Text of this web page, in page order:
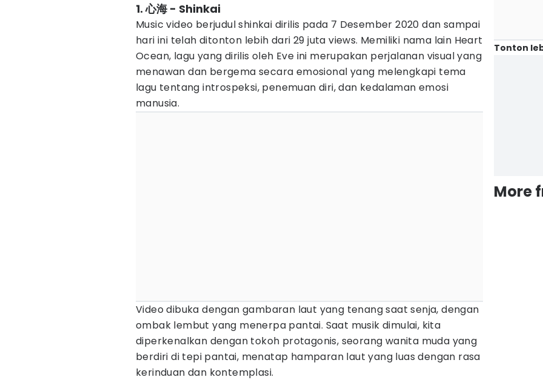
1. 心海 - Shinkai
Music video berjudul shinkai dirilis pada 7 Desember 2020 dan sampai
hari ini telah ditonton lebih dari 29 juta views. Memiliki nama lain Heart
Ocean, lagu yang dirilis oleh Eve ini merupakan perjalanan visual yang
menawan dan bergema secara emosional yang melengkapi tema
lagu tentang introspeksi, penemuan diri, dan kedalaman emosi
manusia.
Video dibuka dengan gambaran laut yang tenang saat senja, dengan
ombak lembut yang menerpa pantai. Saat musik dimulai, kita
diperkenalkan dengan tokoh protagonis, seorang wanita muda yang
berdiri di tepi pantai, menatap hamparan laut yang luas dengan rasa
kerinduan dan kontemplasi.
Tonton
More